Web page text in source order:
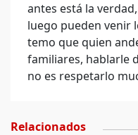
antes está la
luego pueden venir
temo que quien
familiares, hablarle
no es respetarlo
Relacionados